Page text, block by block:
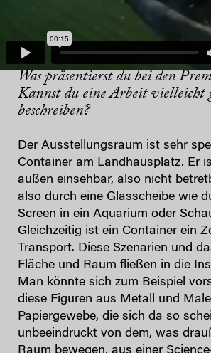
Was präsentierst du bei den
Kannst du eine Arbeit vielleicht
beschreiben?
Der Ausstellungsraum ist sehr
Container am Landhausplatz. Er
außen einsehbar, also nicht
also durch eine Glasscheibe wie
Screen in ein Aquarium oder
Gleichzeitig ist ein Container ein
Transport. Diese Szenarien und
Fläche und Raum fließen in die
Man könnte sich zum Beispiel
diese Figuren aus Metall und
Papiergewebe, die sich da so
unbeeindruckt von dem, was